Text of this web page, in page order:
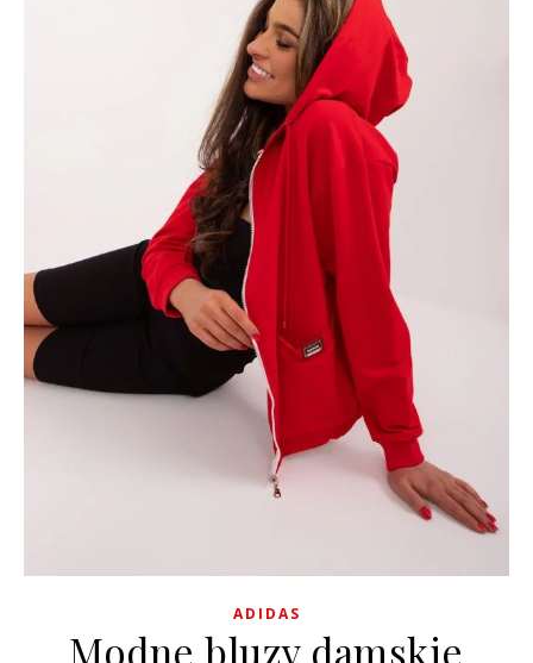
ADIDAS
Modne bluzy damskie